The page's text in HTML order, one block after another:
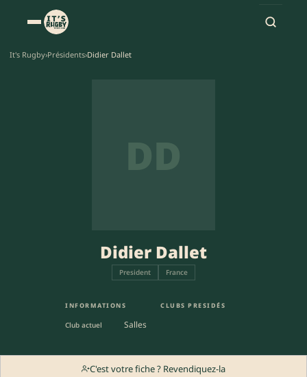
It's Rugby›Présidents›Didier Dallet
DD
Didier Dallet
President France
INFORMATIONS
Club actuel Salles
CLUBS PRESIDÉS
C'est votre fiche ? Revendiquez-la